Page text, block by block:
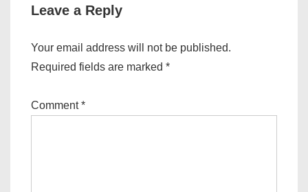
Leave a Reply
Your email address will not be published.
Required fields are marked *
Comment*